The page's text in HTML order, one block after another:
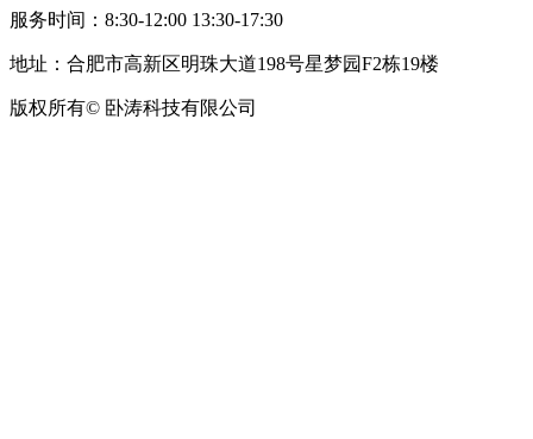
服务时间：8:30-12:00 13:30-17:30
地址：合肥市高新区明珠大道198号星梦园F2栋19楼
版权所有© 卧涛科技有限公司